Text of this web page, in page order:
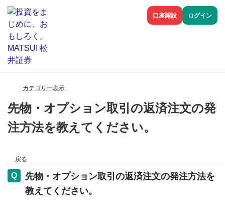
口座開設 ログイン
カテゴリー表示
先物・オプション取引の返済注文の発
注方法を教えてください。
戻る
先物・オプション取引の返済注文の発注方法を
教えてください。